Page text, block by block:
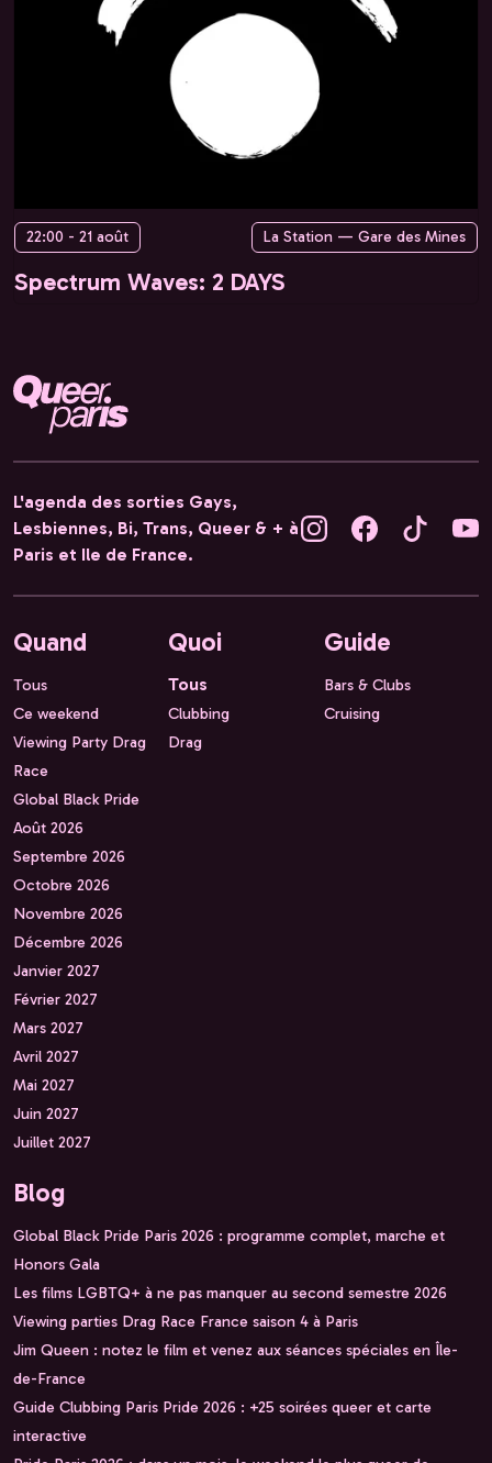
22:00 - 21 août La Station — Gare des Mines
Spectrum Waves: 2 DAYS
L'agenda des sorties Gays,
Lesbiennes, Bi, Trans, Queer & + à
Paris et Ile de France.
Quand
Tous
Ce weekend
Viewing Party Drag
Race
Global Black Pride
Août 2026
Septembre 2026
Octobre 2026
Novembre 2026
Décembre 2026
Janvier 2027
Février 2027
Mars 2027
Avril 2027
Mai 2027
Juin 2027
Juillet 2027
Quoi
Tous
Clubbing
Drag
Guide
Bars & Clubs
Cruising
Blog
Global Black Pride Paris 2026 : programme complet, marche et
Honors Gala
Les films LGBTQ+ à ne pas manquer au second semestre 2026
Viewing parties Drag Race France saison 4 à Paris
Jim Queen : notez le film et venez aux séances spéciales en Île-
de-France
Guide Clubbing Paris Pride 2026 : +25 soirées queer et carte
interactive